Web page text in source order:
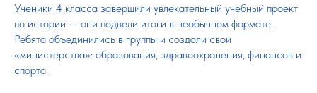
Ученики 4 класса завершили увлекательный учебный проект
по истории — они подвели итоги в необычном формате.
Ребята объединились в группы и создали свои
«министерства»: образования, здравоохранения, финансов и
спорта.